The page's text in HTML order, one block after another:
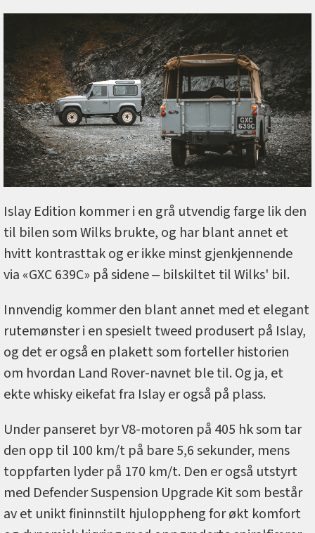
Islay Edition kommer i en grå utvendig farge lik den
til bilen som Wilks brukte, og har blant annet et
hvitt kontrasttak og er ikke minst gjenkjennende
via «GXC 639C» på sidene ‒ bilskiltet til Wilks' bil.
Innvendig kommer den blant annet med et elegant
rutemønster i en spesielt tweed produsert på Islay,
og det er også en plakett som forteller historien
om hvordan Land Rover-navnet ble til. Og ja, et
ekte whisky eikefat fra Islay er også på plass.
Under panseret byr V8-motoren på 405 hk som tar
den opp til 100 km/t på bare 5,6 sekunder, mens
toppfarten lyder på 170 km/t. Den er også utstyrt
med Defender Suspension Upgrade Kit som består
av et unikt fininnstilt hjuloppheng for økt komfort